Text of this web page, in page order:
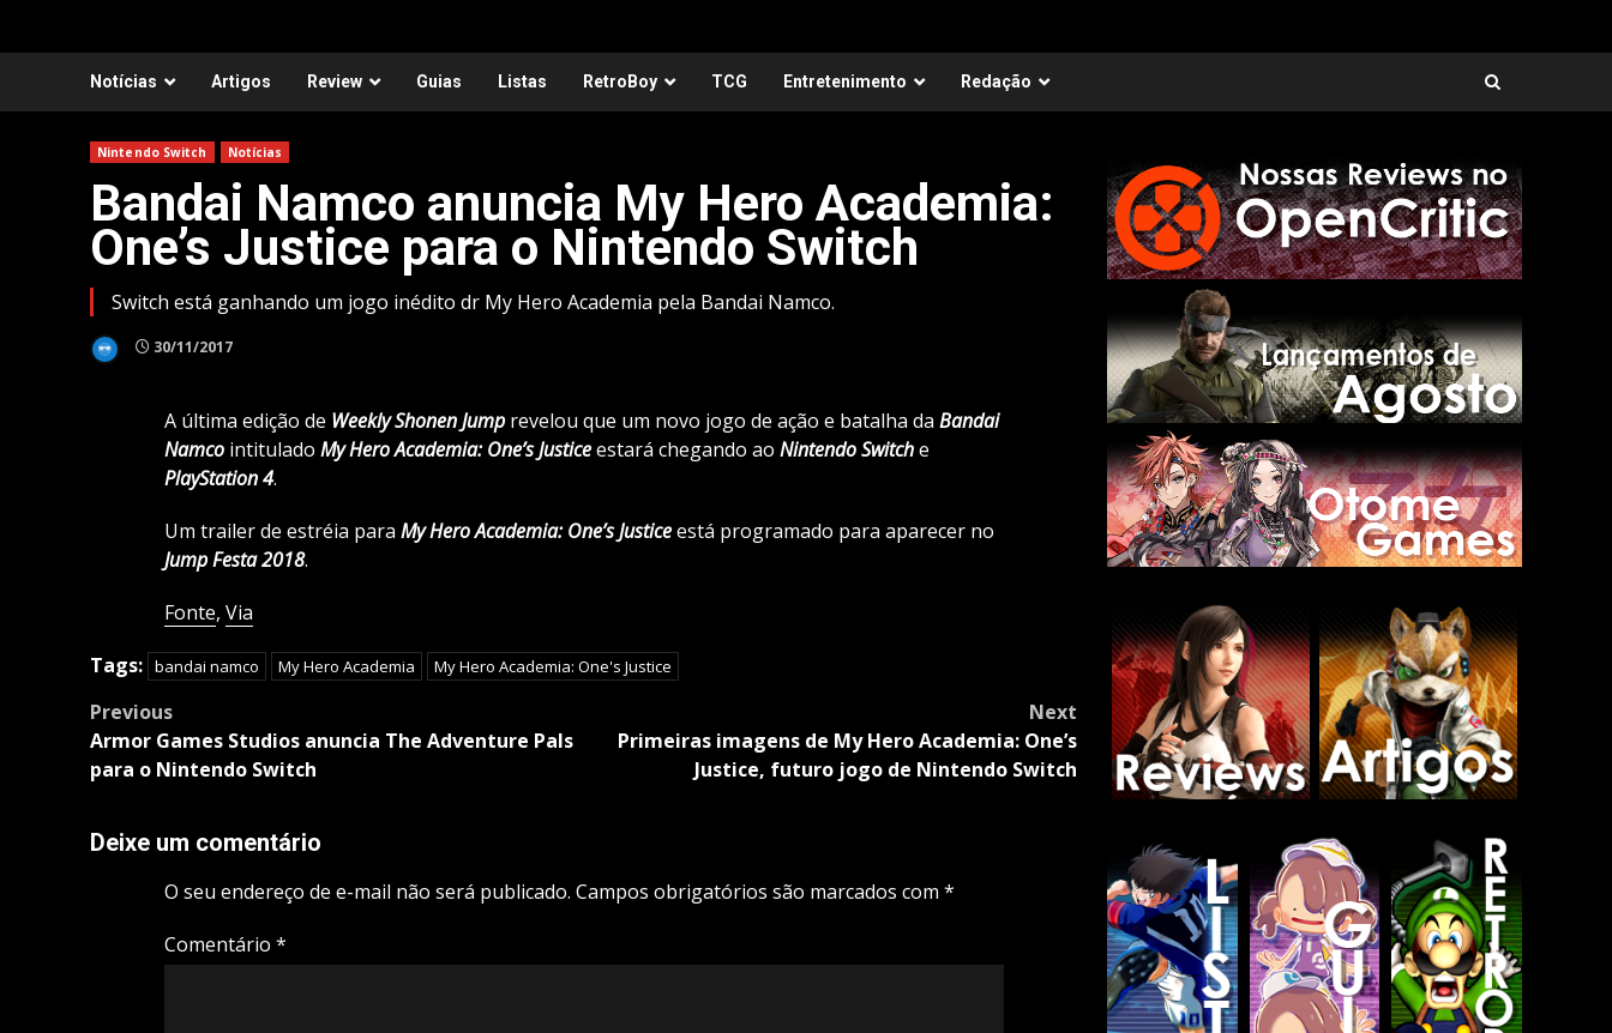
Notícias Artigos Review Guias Listas RetroBoy TCG Entretenimento Redação
Nintendo Switch Notícias
Bandai Namco anuncia My Hero Academia:
One’s Justice para o Nintendo Switch
Switch está ganhando um jogo inédito dr My Hero Academia pela Bandai Namco.
30/11/2017
A última edição de Weekly ShonenJumprevelou que um novo jogo de ação e batalha da Bandai
Namcointitulado MyHero Academia: One’s Justiceestará chegando ao Nintendo Switche
PlayStation 4.
Um trailer de estréia para My HeroAcademia: One’s Justiceestá programado para aparecer no
Jump Festa 2018.
Fonte, Via
Tags: bandai namco My Hero Academia My Hero Academia: One's Justice
Post
navigation
Previous
Armor Games Studios anuncia The Adventure Pals
para o Nintendo Switch
Next
Primeiras imagens de My Hero Academia: One’s
Justice, futuro jogo de Nintendo Switch
Deixe um comentário
O seu endereço de e-mail não será publicado. Campos obrigatórios são marcados com *
Comentário *